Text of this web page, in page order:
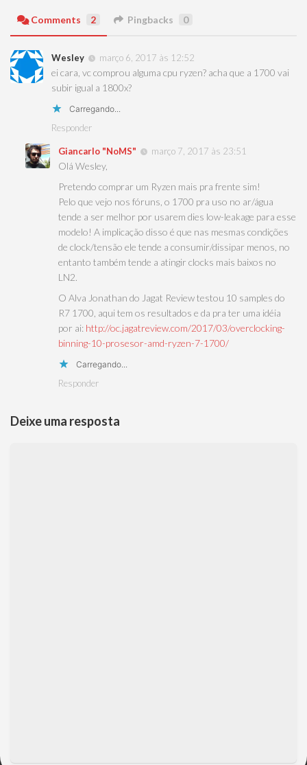
Comments 2 Pingbacks 0
Wesley março 6, 2017 às 12:52
ei cara, vc comprou alguma cpu ryzen? acha que a 1700 vai
subir igual a 1800x?
Carregando...
Responder
Giancarlo "NoMS" março 7, 2017 às 23:51
Olá Wesley,
Pretendo comprar um Ryzen mais pra frente sim!
Pelo que vejo nos fóruns, o 1700 pra uso no ar/água
tende a ser melhor por usarem dies low-leakage para esse
modelo! A implicação disso é que nas mesmas condições
de clock/tensão ele tende a consumir/dissipar menos, no
entanto também tende a atingir clocks mais baixos no
LN2.
O Alva Jonathan do Jagat Review testou 10 samples do
R7 1700, aqui tem os resultados e da pra ter uma idéia
por ai: http://oc.jagatreview.com/2017/03/overclocking-
binning-10-prosesor-amd-ryzen-7-1700/
Carregando...
Responder
Deixe uma resposta